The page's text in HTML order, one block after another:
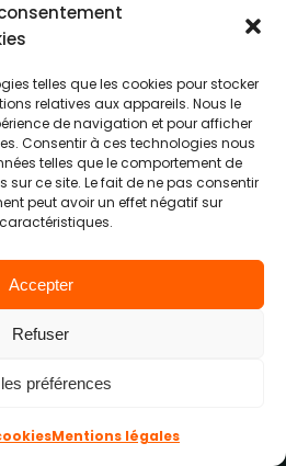
telles que les cookies pour stocker
relatives aux appareils. Nous le
de navigation et pour afficher
Consentir à ces technologies nous
telles que le comportement de
sur ce site. Le fait de ne pas consentir
peut avoir un effet négatif sur
Accepter
Refuser
préférences
Mentions légales
un site
une carte de visite
votre entreprise
général, il contient
l'accueil, à propos,
contact. La création
nos experts vous
un site vitrine